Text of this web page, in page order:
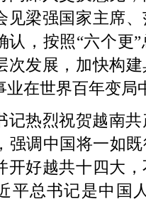
见梁强国家主席
认，按照“六个更
次发展，加快构
业在世界百年变局
记热烈祝贺越南
强调中国将一如
开好越共十四大
平总书记是中国